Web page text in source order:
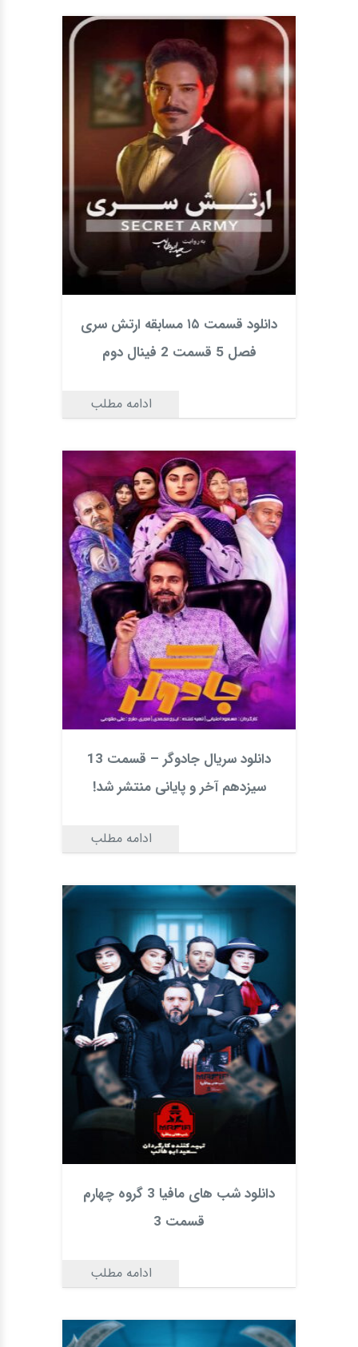
دانلود قسمت ۱۵ مسابقه ارتش سری
فصل 5 قسمت 2 فینال دوم
ادامه مطلب
دانلود سریال جادوگر – قسمت 13
سیزدهم آخر و پایانی منتشر شد!
ادامه مطلب
دانلود شب های مافیا 3 گروه چهارم
قسمت 3
ادامه مطلب